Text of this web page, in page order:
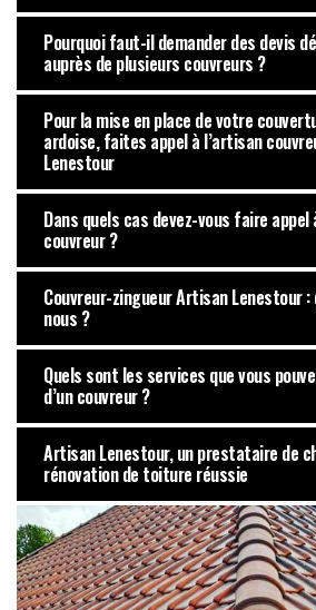
Pourquoi faut-il demander des devis
auprès de plusieurs couvreurs ?
Pour la mise en place de votre
ardoise, faites appel à l’artisan
Lenestour
Dans quels cas devez-vous faire
couvreur ?
Couvreur-zingueur Artisan Lenestour :
nous ?
Quels sont les services que vous
d’un couvreur ?
Artisan Lenestour, un prestataire de
rénovation de toiture réussie